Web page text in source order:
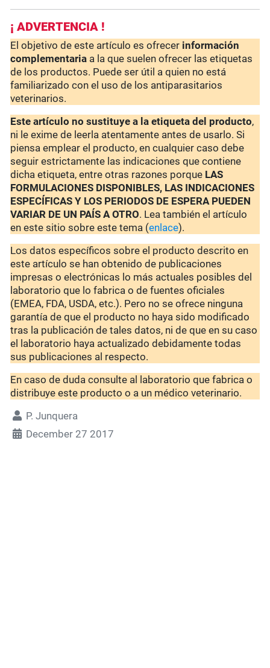
¡ ADVERTENCIA !
El objetivo de este artículo es ofrecer información
complementaria a la que suelen ofrecer las etiquetas
de los productos. Puede ser útil a quien no está
familiarizado con el uso de los antiparasitarios
veterinarios.
Este artículo no sustituye a la etiqueta del producto,
ni le exime de leerla atentamente antes de usarlo. Si
piensa emplear el producto, en cualquier caso debe
seguir estrictamente las indicaciones que contiene
dicha etiqueta, entre otras razones porque LAS
FORMULACIONES DISPONIBLES, LAS INDICACIONES
ESPECÍFICAS Y LOS PERIODOS DE ESPERA PUEDEN
VARIAR DE UN PAÍS A OTRO. Lea también el artículo
en este sitio sobre este tema (enlace).
Los datos específicos sobre el producto descrito en
este artículo se han obtenido de publicaciones
impresas o electrónicas lo más actuales posibles del
laboratorio que lo fabrica o de fuentes oficiales
(EMEA, FDA, USDA, etc.). Pero no se ofrece ninguna
garantía de que el producto no haya sido modificado
tras la publicación de tales datos, ni de que en su caso
el laboratorio haya actualizado debidamente todas
sus publicaciones al respecto.
En caso de duda consulte al laboratorio que fabrica o
distribuye este producto o a un médico veterinario.
P. Junquera
December 27 2017